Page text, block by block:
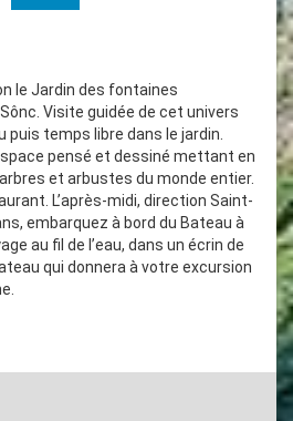
le Jardin des fontaines
Visite guidée de cet univers
puis temps libre dans le jardin.
pensé et dessiné mettant en
et arbustes du monde entier.
L’après-midi, direction Saint-
embarquez à bord du Bateau à
au fil de l’eau, dans un écrin de
qui donnera à votre excursion